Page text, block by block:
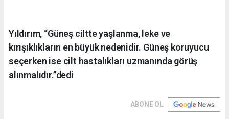
Yıldırım, “Güneş ciltte yaşlanma, leke ve
kırışıklıkların en büyük nedenidir. Güneş koruyucu
seçerken ise cilt hastalıkları uzmanında görüş
alınmalıdır.”dedi
ABONE OL